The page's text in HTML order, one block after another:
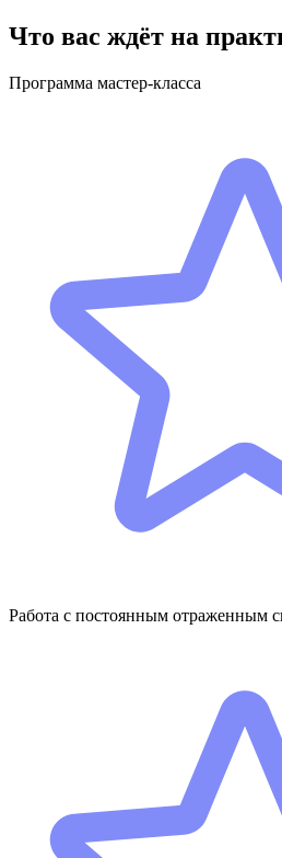
Что вас ждёт на
Программа мастер-класса
Работа с постоянным отраженным